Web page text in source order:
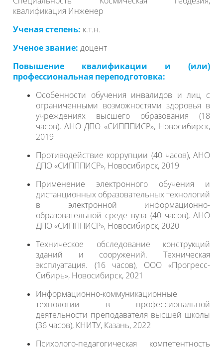
квалификация Инженер
Ученая степень: к.т.н.
Ученое звание: доцент
Повышение квалификации и (или)
профессиональная переподготовка:
Особенности обучения инвалидов и лиц с
ограниченными возможностями здоровья в
учреждениях высшего образования (18
часов), АНО ДПО «СИПППИСР», Новосибирск,
2019
Противодействие коррупции (40 часов), АНО
ДПО «СИПППИСР», Новосибирск, 2019
Применение электронного обучения и
дистанционных образовательных технологий
в электронной информационно-
образовательной среде вуза (40 часов), АНО
ДПО «СИПППИСР», Новосибирск, 2020
Техническое обследование конструкций
зданий и сооружений. Техническая
эксплуатация. (16 часов), ООО «Прогресс-
Сибирь», Новосибирск, 2021
Информационно-коммуникационные
технологии в профессиональной
деятельности преподавателя высшей школы
(36 часов), КНИТУ, Казань, 2022
Психолого-педагогическая компетентность